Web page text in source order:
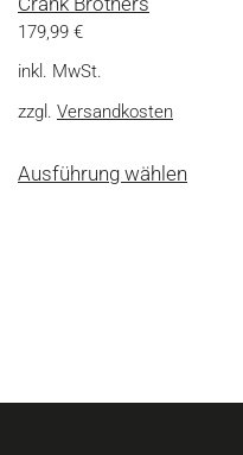
179,99 €
inkl. MwSt.
zzgl. Versandkosten
Ausführung wählenProdukt